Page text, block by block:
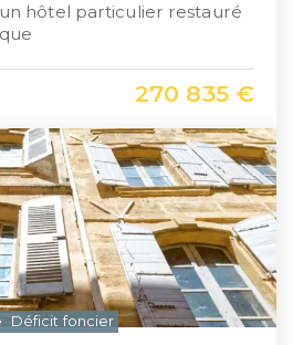
un hôtel particulier restauré
270 835 €
Déficit foncier